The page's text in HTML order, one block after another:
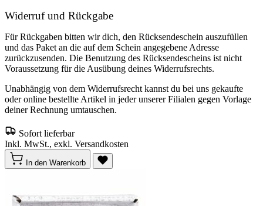
Widerruf und Rückgabe
Für Rückgaben bitten wir dich, den Rücksendeschein auszufüllen
und das Paket an die auf dem Schein angegebene Adresse
zurückzusenden. Die Benutzung des Rücksendescheins ist nicht
Voraussetzung für die Ausübung deines Widerrufsrechts.
Unabhängig von dem Widerrufsrecht kannst du bei uns gekaufte
oder online bestellte Artikel in jeder unserer Filialen gegen Vorlage
deiner Rechnung umtauschen.
Sofort lieferbar
Inkl. MwSt., exkl. Versandkosten
In den Warenkorb